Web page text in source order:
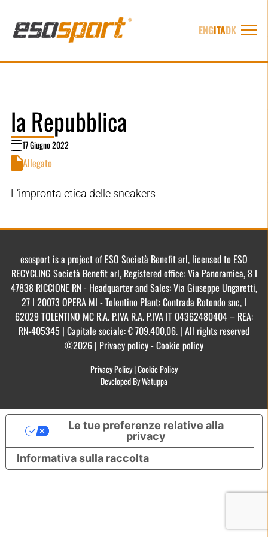
ENGITADK
la Repubblica
17 Giugno 2022
Allegato
L’impronta etica delle sneakers
esosport is a project of ESO Società Benefit arl, licensed to ESO
RECYCLING Società Benefit arl, Registered office: Via Panoramica, 8 I
47838 RICCIONE RN - Headquarter and Sales: Via Giuseppe Ungaretti,
27 I 20073 OPERA MI - Tolentino Plant: Contrada Rotondo snc, I
62029 TOLENTINO MC R.A. P.IVA R.A. P.IVA IT 04362480404 – REA:
RN-405345 | Capitale sociale: € 709.400,06. | All rights reserved
©2026 | Privacy policy - Cookie policy
Privacy Policy|Cookie Policy
Developed By Watuppa
Informativa sulla raccolta
Le tue preferenze relative alla
privacy